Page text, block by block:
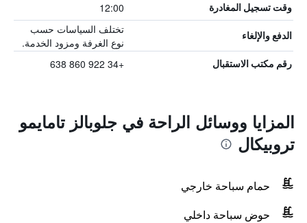
وقت تسجيل المغادرة 12:00
الدفع والإلغاء
تختلف السياسات حسب
نوع الغرفة ومزود الخدمة.
رقم مكتب الاستقبال +34 922 860 638
المزايا ووسائل الراحة في جلوبالز تامايمو
تروبيكال
حمام سباحة خارجي
حوض سباحة داخلي